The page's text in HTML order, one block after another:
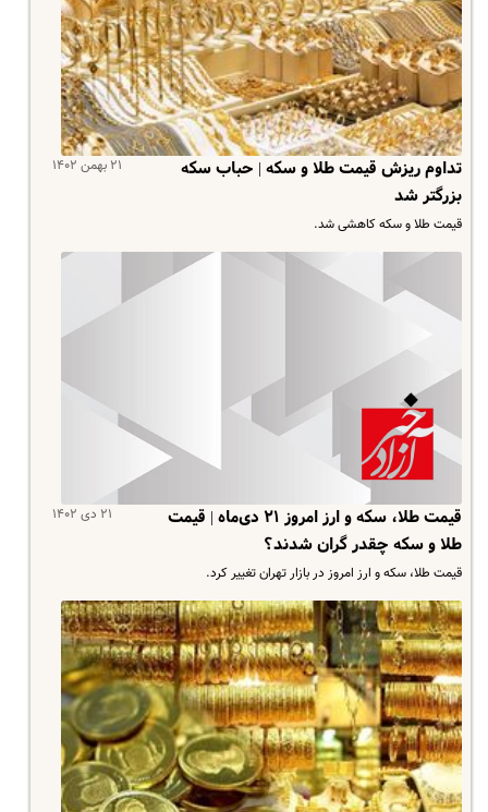
۲۱ بهمن ۱۴۰۲
تداوم ریزش قیمت طلا و سکه | حباب سکه
بزرگتر شد
قیمت طلا و سکه کاهشی شد.
۲۱ دی ۱۴۰۲
قیمت طلا، سکه و ارز امروز ۲۱ دی‌ماه | قیمت
طلا و سکه چقدر گران شدند؟
قیمت طلا، سکه و ارز امروز در بازار تهران تغییر کرد.